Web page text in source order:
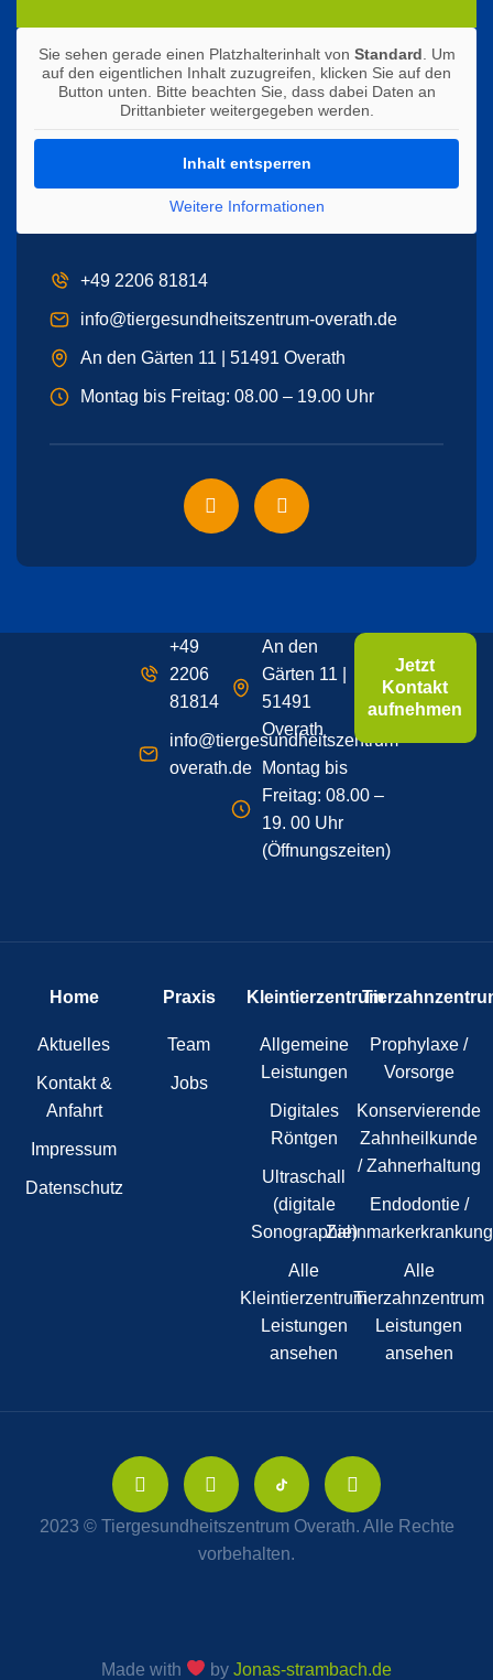
Sie sehen gerade einen Platzhalterinhalt von Standard . Um
auf den eigentlichen Inhalt zuzugreifen, klicken Sie auf den
Button unten. Bitte beachten Sie, dass dabei Daten an
Drittanbieter weitergegeben werden.
Inhalt entsperren
Weitere Informationen
+49 2206 81814
info@tiergesundheitszentrum-overath.de
An den Gärten 11 | 51491 Overath
Montag bis Freitag: 08.00 – 19.00 Uhr
+49
2206
81814
info@tiergesundheitszentrum-
overath.de
An den
Gärten 11 |
51491
Overath
Montag bis
Freitag: 08.00 –
19. 00 Uhr
(Öffnungszeiten)
Jetzt
Kontakt
aufnehmen
Home
Aktuelles
Kontakt &
Anfahrt
Impressum
Datenschutz
Praxis
Team
Jobs
Kleintierzentrum
Allgemeine
Leistungen
Digitales
Röntgen
Ultraschall
(digitale
Sonographie)
Alle
Kleintierzentrum
Leistungen
ansehen
Prophylaxe /
Vorsorge
Konservierende
Zahnheilkunde
/ Zahnerhaltung
Endodontie /
Alle
Tierzahnzentrum
Leistungen
ansehen
2023 © Tiergesundheitszentrum Overath. Alle Rechte
vorbehalten.
Made with byJonas-strambach.de